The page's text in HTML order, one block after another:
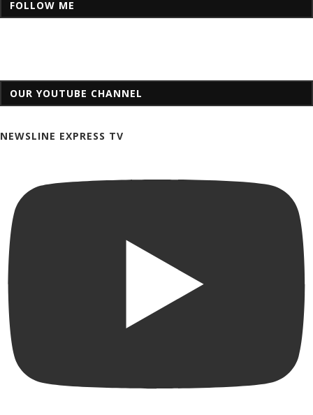
FOLLOW ME
OUR YOUTUBE CHANNEL
NEWSLINE EXPRESS TV